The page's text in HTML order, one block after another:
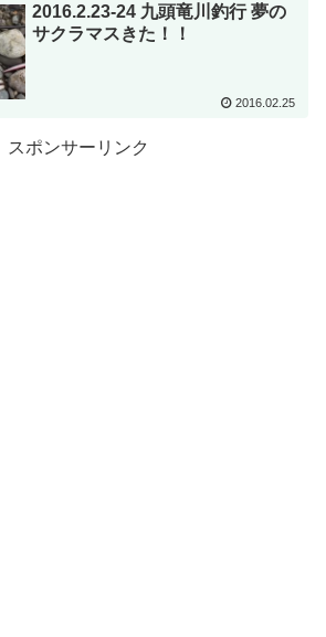
2016.2.23-24 九頭竜川釣行 夢の
サクラマスきた！！
2016.02.25
スポンサーリンク